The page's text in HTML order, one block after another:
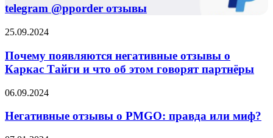
отзывы
telegram @pporder отзывы
Почему
негативные
отзывы
о
Тайги
что
25.09.2024
Почему появляются негативные отзывы о
Каркас Тайги и что об этом говорят партнёры
Негативные
о
правда
06.09.2024
Негативные отзывы о PMGO: правда или миф?